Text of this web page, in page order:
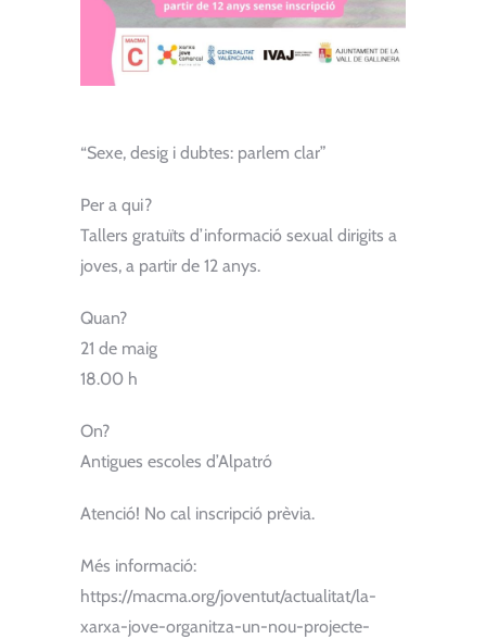
“Sexe, desig i dubtes: parlem clar”
Per a qui?
Tallers gratuïts d’informació sexual dirigits a
joves, a partir de 12 anys.
Quan?
21 de maig
18.00 h
On?
Antigues escoles d’Alpatró
Atenció! No cal inscripció prèvia.
Més informació:
https://macma.org/joventut/actualitat/la-
xarxa-jove-organitza-un-nou-projecte-